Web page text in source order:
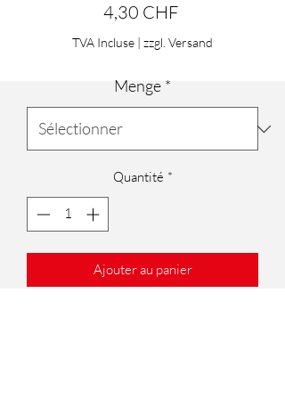
4,30 CHFPrix
TVA Incluse | zzgl. Versand
Menge *
Quantité *
Ajouter au panier